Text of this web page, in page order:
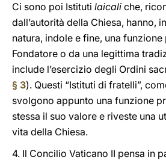
Ci sono poi Istituti laicali che,
dall’autorità della Chiesa, hanno,
natura, indole e fine, una
Fondatore o da una legittima
include l’esercizio degli Ordini
§ 3). Questi “Istituti di fratelli”,
svolgono appunto una funzione
stessa il suo valore e riveste una
vita della Chiesa.
4. Il Concilio Vaticano II pensa in